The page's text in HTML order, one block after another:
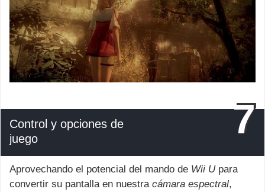
Control y opciones de
juego
7
Aprovechando el potencial del mando de Wii Upara
convertir su pantalla en nuestra cámara espectral,